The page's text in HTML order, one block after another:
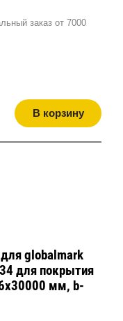
заказ от 7000
В корзину
globalmark
для покрытия
мм, b-